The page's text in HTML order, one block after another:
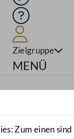
Hilfe
Zielgruppe
MENÜ
Zum einen